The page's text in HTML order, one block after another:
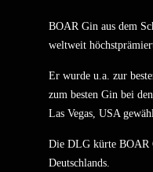
BOAR Gin aus dem
weltweit
Er wurde u.a. zur
zum besten Gin bei
Las Vegas, USA
Die DLG kürte BOAR
Deutschlands.